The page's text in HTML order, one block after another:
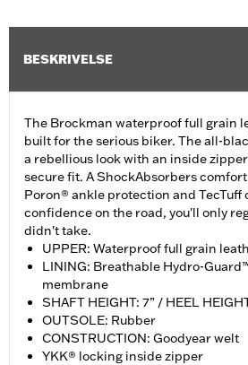
BESKRIVELSE
The Brockman waterproof full grain
built for the serious biker. The all-
a rebellious look with an inside
secure fit. A ShockAbsorbers
Poron® ankle protection and TecTuff
confidence on the road, you'll only
didn't take.
UPPER: Waterproof full grain
LINING: Breathable Hydro-
membrane
SHAFT HEIGHT: 7” / HEEL
OUTSOLE: Rubber
CONSTRUCTION: Goodyear welt
YKK® locking inside zipper